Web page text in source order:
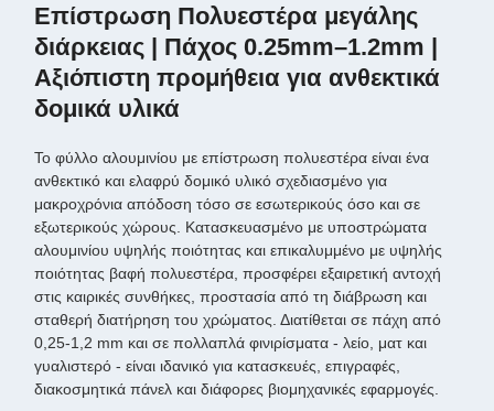
Επίστρωση Πολυεστέρα μεγάλης
διάρκειας | Πάχος 0.25mm–1.2mm |
Αξιόπιστη προμήθεια για ανθεκτικά
δομικά υλικά
Το φύλλο αλουμινίου με επίστρωση πολυεστέρα είναι ένα
ανθεκτικό και ελαφρύ δομικό υλικό σχεδιασμένο για
μακροχρόνια απόδοση τόσο σε εσωτερικούς όσο και σε
εξωτερικούς χώρους. Κατασκευασμένο με υποστρώματα
αλουμινίου υψηλής ποιότητας και επικαλυμμένο με υψηλής
ποιότητας βαφή πολυεστέρα, προσφέρει εξαιρετική αντοχή
στις καιρικές συνθήκες, προστασία από τη διάβρωση και
σταθερή διατήρηση του χρώματος. Διατίθεται σε πάχη από
0,25-1,2 mm και σε πολλαπλά φινιρίσματα - λείο, ματ και
γυαλιστερό - είναι ιδανικό για κατασκευές, επιγραφές,
διακοσμητικά πάνελ και διάφορες βιομηχανικές εφαρμογές.